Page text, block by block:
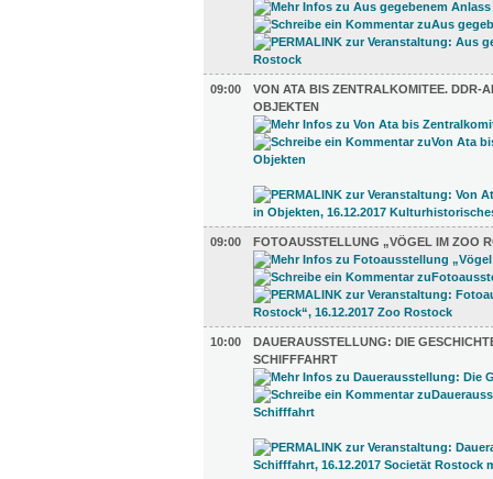
09:00
VON ATA BIS ZENTRALKOMITEE. DDR-
OBJEKTEN
09:00 FOTOAUSSTELLUNG „VÖGEL IM ZOO
10:00
DAUERAUSSTELLUNG: DIE
SCHIFFFAHRT